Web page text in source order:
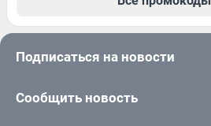
Подписаться на новости
Сообщить новость